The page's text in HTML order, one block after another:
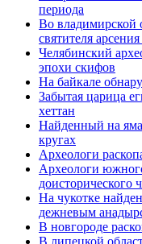
периода
Во владимирской
святителя
Челябинский
эпохи скифов
На байкале
Забытая царица
хеттан
Найденный на
кругах
Археологи
Археологи
доисторического
На чукотке
дежневым
В новгороде
В липецкой